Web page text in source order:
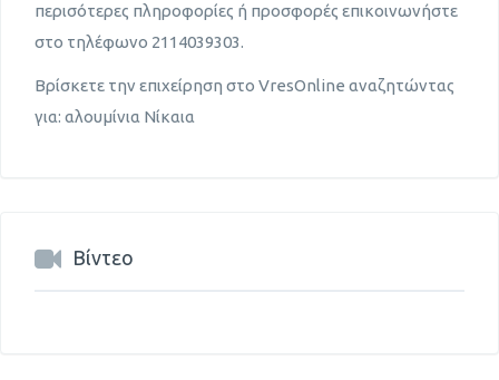
περισότερες πληροφορίες ή προσφορές επικοινωνήστε
στο τηλέφωνο 2114039303.
Βρίσκετε την επιχείρηση στο VresOnline αναζητώντας
για: αλουμίνια Νίκαια
Βίντεο